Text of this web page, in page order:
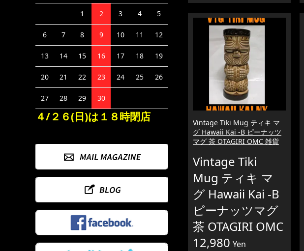
1 2 3 4 5
6 7 8 9 10 11 12
13 14 15 16 17 18 19
20 21 22 23 24 25 26
27 28 29 30
４/２６(日)は１８時閉店
Vintage Tiki Mug ティキ マ
グ Hawaii Kai -B ピーナッツ
マグ 茶 OTAGIRI OMC 雑貨
Vintage Tiki
Mug ティキ マ
グ Hawaii Kai -B
ピーナッツマグ
茶 OTAGIRI OMC
12,980 Yen